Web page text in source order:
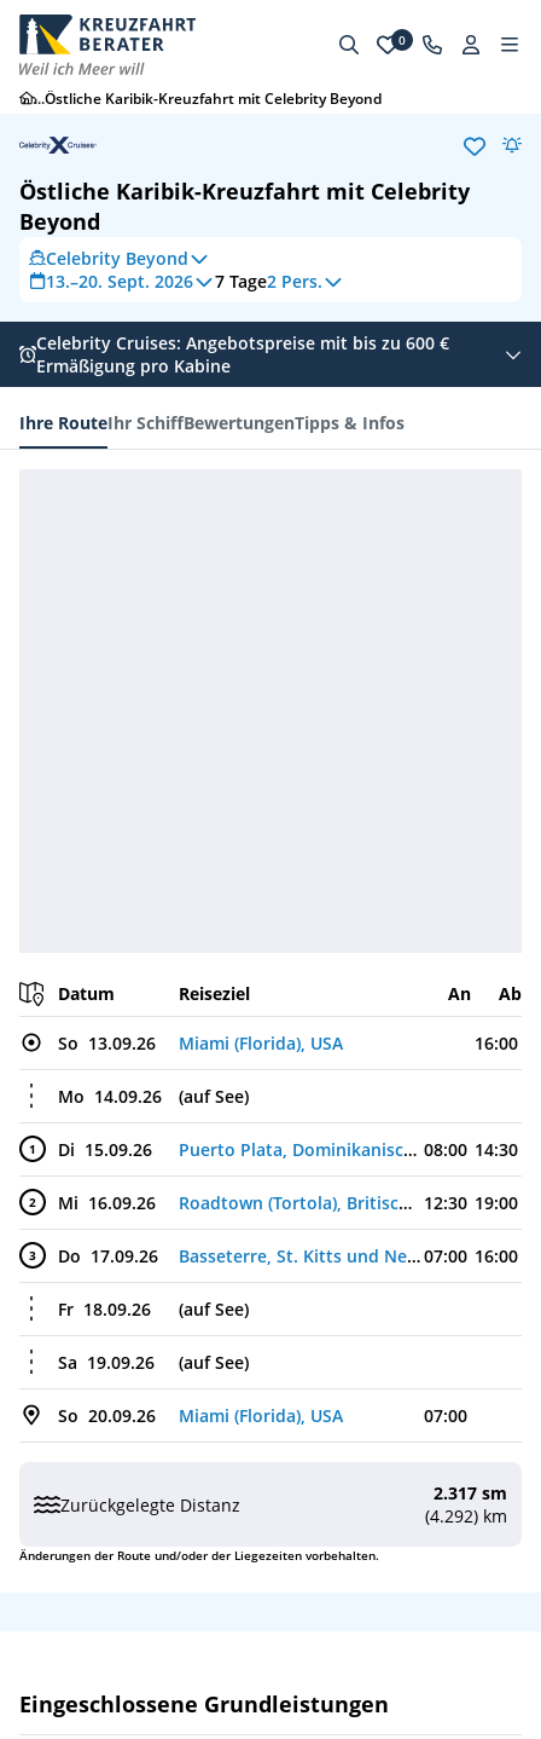
0
...Östliche Karibik-Kreuzfahrt mit Celebrity Beyond
Östliche Karibik-Kreuzfahrt mit Celebrity
Beyond
Celebrity Beyond
13.–20. Sept. 2026
7 Tage2 Pers.
Celebrity Cruises: Angebotspreise mit bis zu 600 €
Ermäßigung pro Kabine
Ihre RouteIhr SchiffBewertungenTipps & Infos
Datum Reiseziel An Ab
So 13.09.26 Miami (Florida), USA 16:00
Mo 14.09.26 (auf See)
1 Di 15.09.26 Puerto Plata, Dominikanische Republik 08:00 14:30
2 Mi 16.09.26 Roadtown (Tortola), Britische Jungferninseln 12:30 19:00
3 Do 17.09.26 Basseterre, St. Kitts und Nevis07:00 16:00
Fr 18.09.26 (auf See)
Sa 19.09.26 (auf See)
So 20.09.26 Miami (Florida), USA 07:00
Zurückgelegte Distanz
2.317 sm
(4.292) km
Änderungen der Route und/oder der Liegezeiten vorbehalten.
Leistungen
Eingeschlossene Grundleistungen